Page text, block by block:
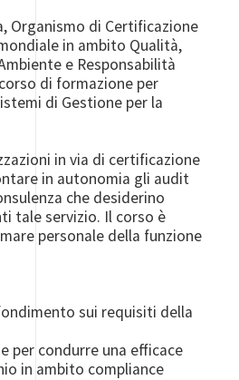
Organismo di Certificazione
in ambito Qualità,
e Responsabilità
di formazione per
di Gestione per la
in via di certificazione
in autonomia gli audit
che desiderino
tale servizio. Il corso è
personale della funzione
sui requisiti della
per condurre una efficace
in ambito compliance